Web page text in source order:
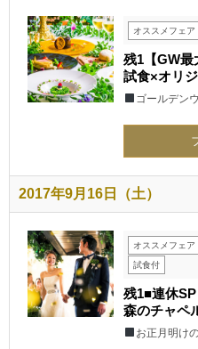
オススメフェア
残1【GW最
試食×オリ
ゴールデン
2017年9月16日（土）
オススメフェア
試食付
残1■連休
森のチャペ
お正月明け